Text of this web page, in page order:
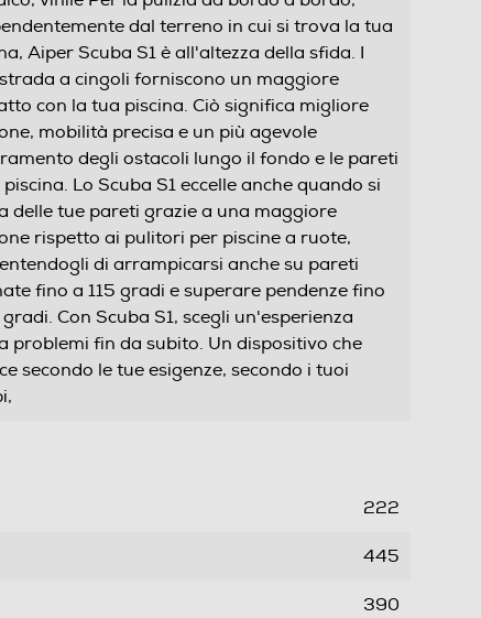
dal terreno in cui si trova la tua
Aiper Scuba S1 è all'altezza della sfida. I
a cingoli forniscono un maggiore
con la tua piscina. Ciò significa migliore
mobilità precisa e un più agevole
degli ostacoli lungo il fondo e le pareti
Lo Scuba S1 eccelle anche quando si
delle tue pareti grazie a una maggiore
rispetto ai pulitori per piscine a ruote,
di arrampicarsi anche su pareti
fino a 115 gradi e superare pendenze fino
Con Scuba S1, scegli un'esperienza
problemi fin da subito. Un dispositivo che
secondo le tue esigenze, secondo i tuoi
222
445
390